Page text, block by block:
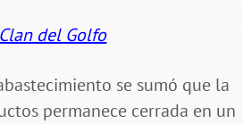
del Golfo
se sumó que la
permanece cerrada en un